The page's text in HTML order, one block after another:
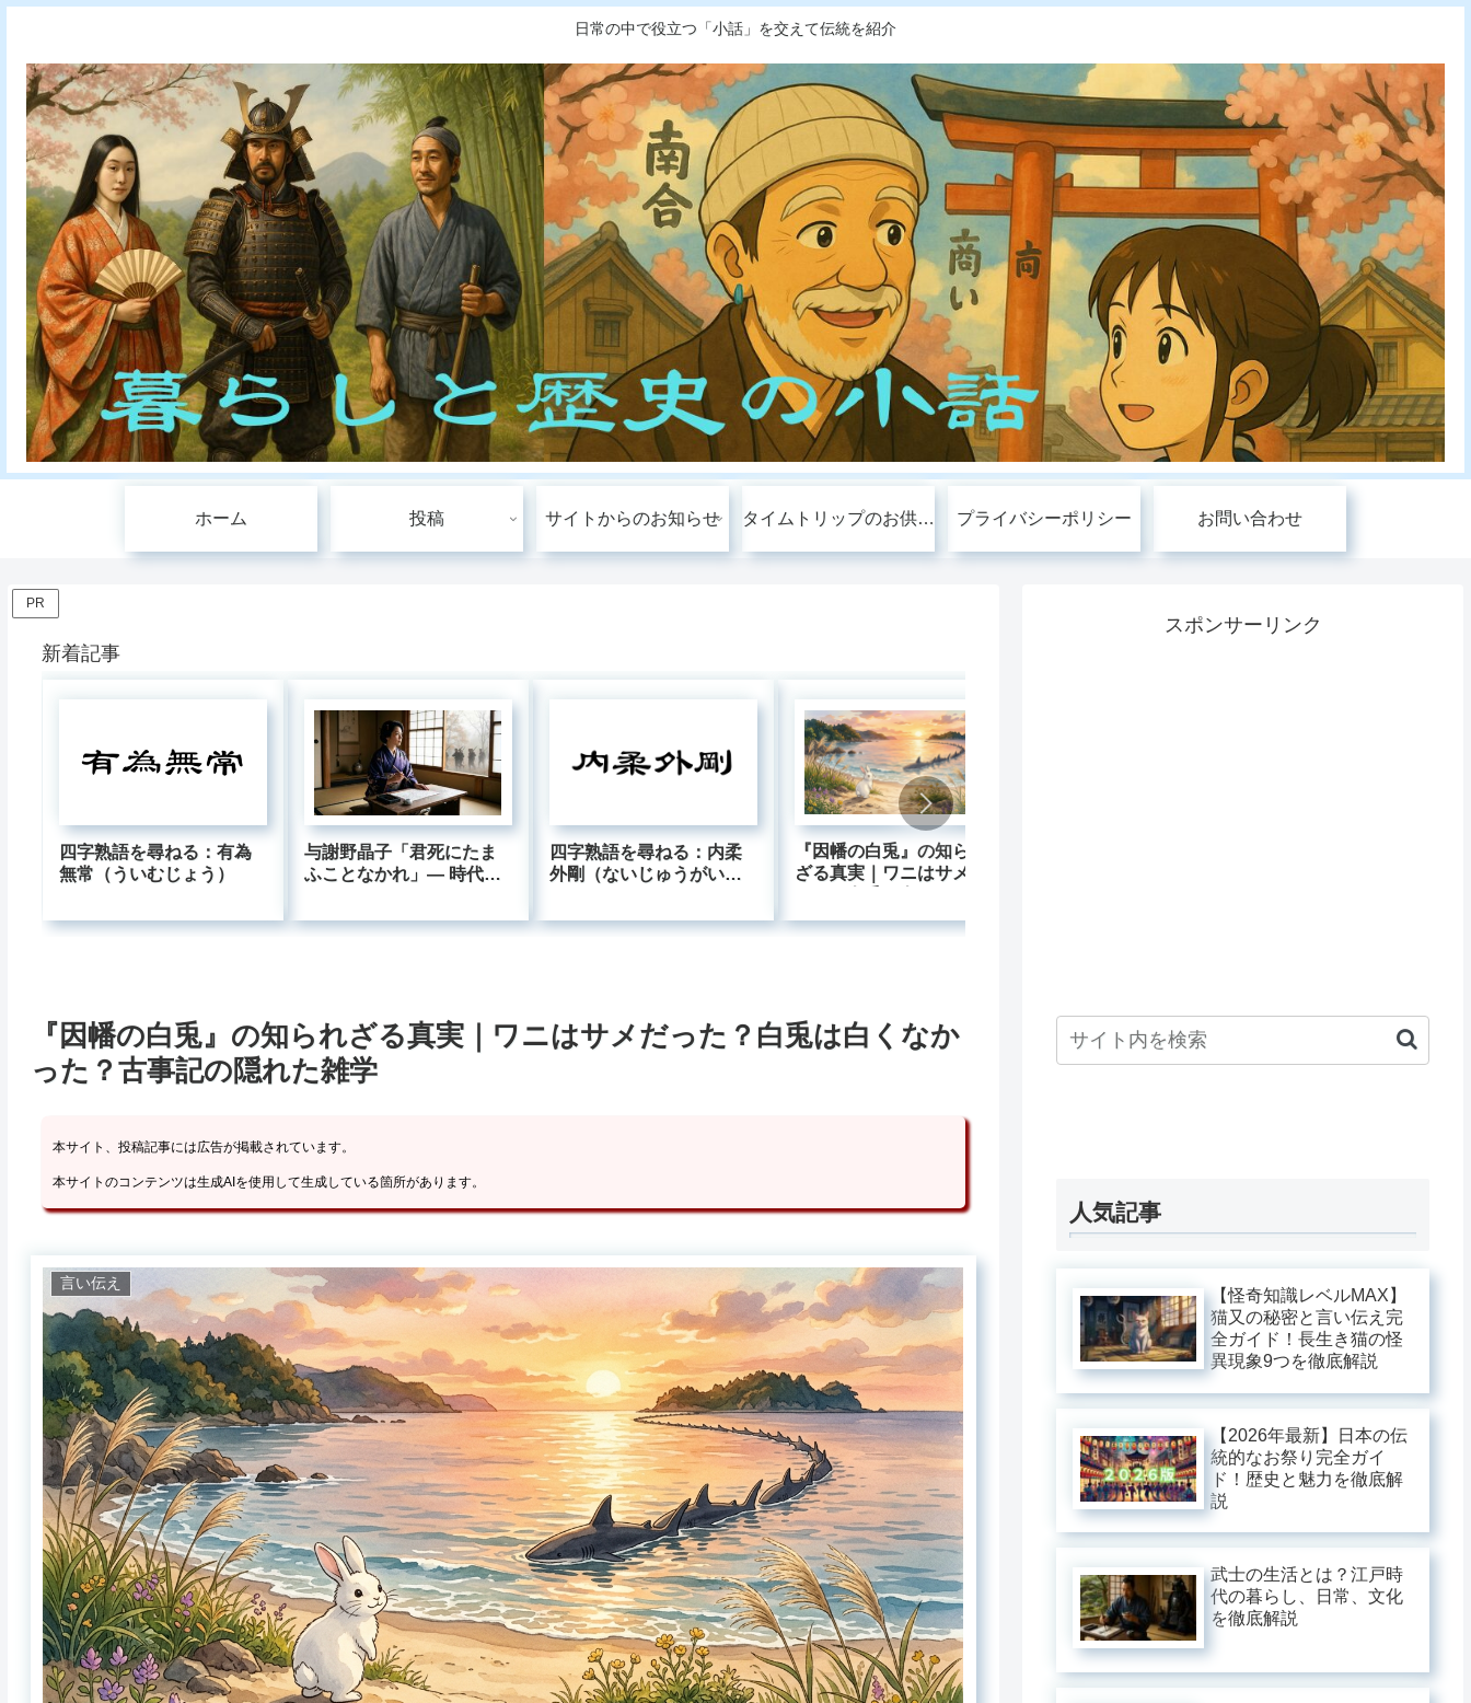
日常の中で役立つ「小話」を交えて伝統を紹介
ホーム 投稿 サイトからのお知らせ タイムトリップのお供に：リンクの小径（こみち） プライバシーポリシー お問い合わせ
PR
新着記事
四字熟語を尋ねる：有為
無常（ういむじょう）
与謝野晶子「君死にたま
ふことなかれ」― 時代に
今も響くのか
四字熟語を尋ねる：内柔
外剛（ないじゅうがいご
『因幡の白兎』の知られ
ざる真実｜ワニはサメだ
た？古事記の隠れた雑学
『因幡の白兎』の知られざる真実｜ワニはサメだった？白兎は白くなか
った？古事記の隠れた雑学
本サイト、投稿記事には広告が掲載されています。
本サイトのコンテンツは生成AIを使用して生成している箇所があります。
言い伝え
スポンサーリンク
人気記事
【怪奇知識レベルMAX】
猫又の秘密と言い伝え完
全ガイド！長生き猫の怪
異現象9つを徹底解説
【2026年最新】日本の伝
統的なお祭り完全ガイ
ド！歴史と魅力を徹底解
説
武士の生活とは？江戸時
代の暮らし、日常、文化
を徹底解説